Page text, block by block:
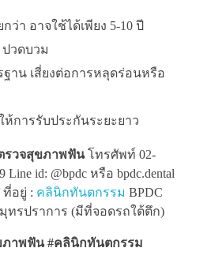
ว่า อาจใช้ได้เพียง 5-10 ปี
ปวดบวม
าน เสี่ยงต่อการหลุดร่อนหรือ
การรับประกันระยะยาว
รวจสุขภาพฟันโทรศัพท์ 02-
Line id: @bpdc หรือ bpdc.dental
ที่อยู่ : คลินิกทันตกรรม BPDC
ทรปราการ (มีที่จอดรถใต้ตึก)
ภาพฟัน #คลินิกทันตกรรม